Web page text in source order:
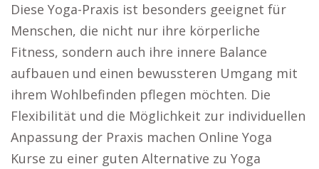
Diese Yoga-Praxis ist besonders geeignet für
Menschen, die nicht nur ihre körperliche
Fitness, sondern auch ihre innere Balance
aufbauen und einen bewussteren Umgang mit
ihrem Wohlbefinden pflegen möchten. Die
Flexibilität und die Möglichkeit zur individuellen
Anpassung der Praxis machen Online Yoga
Kurse zu einer guten Alternative zu Yoga